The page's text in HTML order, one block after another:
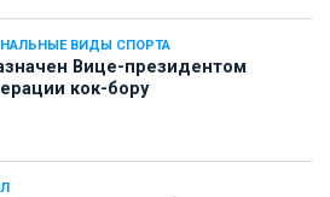
ВИДЫ СПОРТА
Вице-президентом
кок-бору